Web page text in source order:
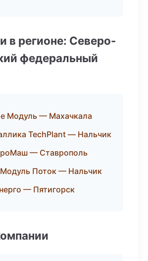
в регионе: Северо-
федеральный
Модуль — Махачкала
TechPlant — Нальчик
— Ставрополь
Поток — Нальчик
— Пятигорск